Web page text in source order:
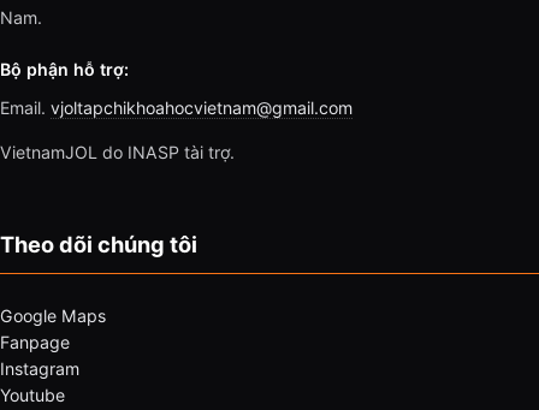
Nam.
Bộ phận hỗ trợ:
Email. vjoltapchikhoahocvietnam@gmail.com
VietnamJOL do INASP tài trợ.
Theo dõi chúng tôi
Google Maps
Fanpage
Instagram
Youtube